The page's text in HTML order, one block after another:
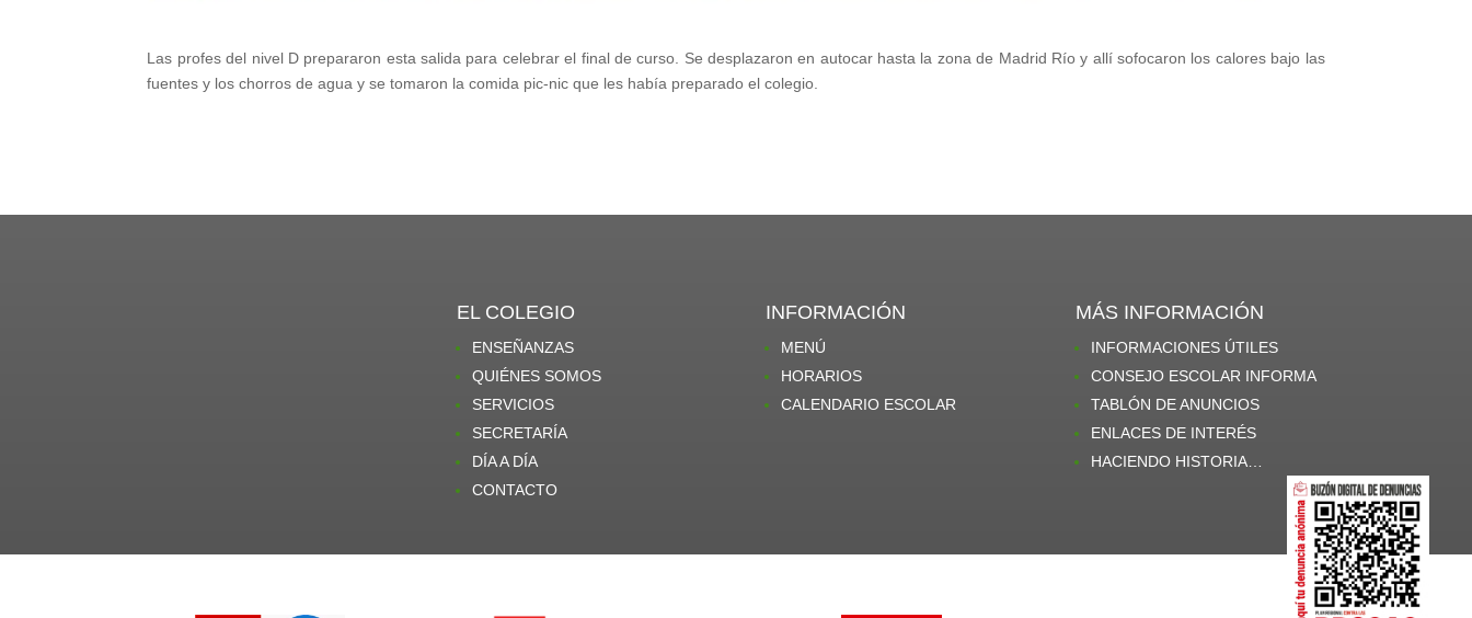
Las profes del nivel D prepararon esta salida para celebrar el final de curso. Se desplazaron en autocar hasta la zona de Madrid Río y allí sofocaron los calores bajo las
fuentes y los chorros de agua y se tomaron la comida pic-nic que les había preparado el colegio.
EL COLEGIO
ENSEÑANZAS
QUIÉNES SOMOS
SERVICIOS
SECRETARÍA
DÍA A DÍA
CONTACTO
INFORMACIÓN
MENÚ
HORARIOS
CALENDARIO ESCOLAR
MÁS INFORMACIÓN
INFORMACIONES ÚTILES
CONSEJO ESCOLAR INFORMA
TABLÓN DE ANUNCIOS
ENLACES DE INTERÉS
HACIENDO HISTORIA…